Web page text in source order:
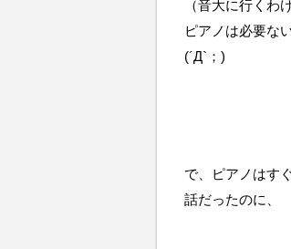
（音大に行くわ
ピアノは必要な
(´Д`；)
で、ピアノはす
話だったのに、